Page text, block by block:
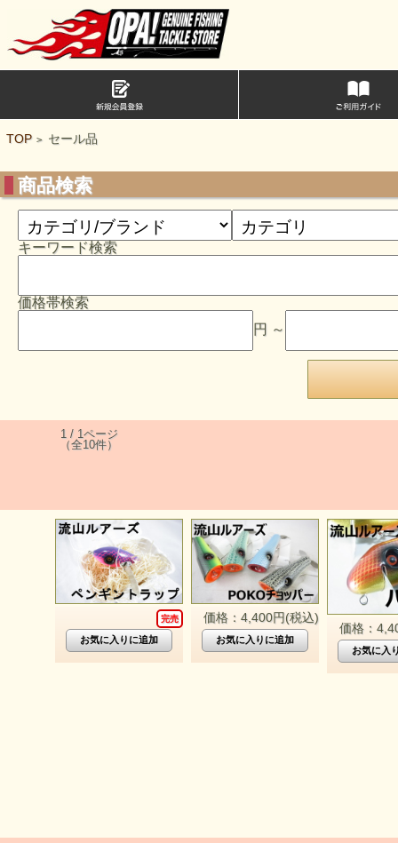
TOP > セール品
商品検索
キーワード検索
価格帯検索
円 ～
1 / 1ページ
（全10件）
完売 価格：4,400円(税込)
価格：